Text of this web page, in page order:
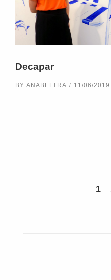
Decapar
BY ANABELTRA 11/06/2019
1